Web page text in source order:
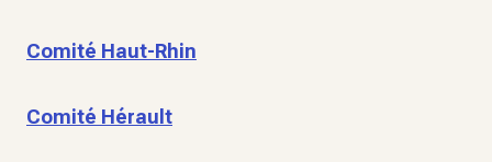
Comité Haut-Rhin
Comité Hérault